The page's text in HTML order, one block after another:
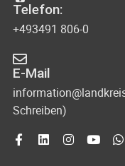
Telefon:
+493491 806-0
E-Mail
Schreiben)